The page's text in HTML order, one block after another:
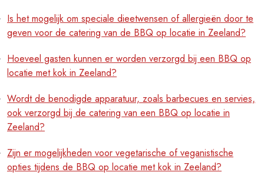
Is het mogelijk om speciale dieetwensen of allergieën door te
geven voor de catering van de BBQ op locatie in Zeeland?
Hoeveel gasten kunnen er worden verzorgd bij een BBQ op
locatie met kok in Zeeland?
Wordt de benodigde apparatuur, zoals barbecues en servies,
ook verzorgd bij de catering van een BBQ op locatie in
Zeeland?
Zijn er mogelijkheden voor vegetarische of veganistische
opties tijdens de BBQ op locatie met kok in Zeeland?